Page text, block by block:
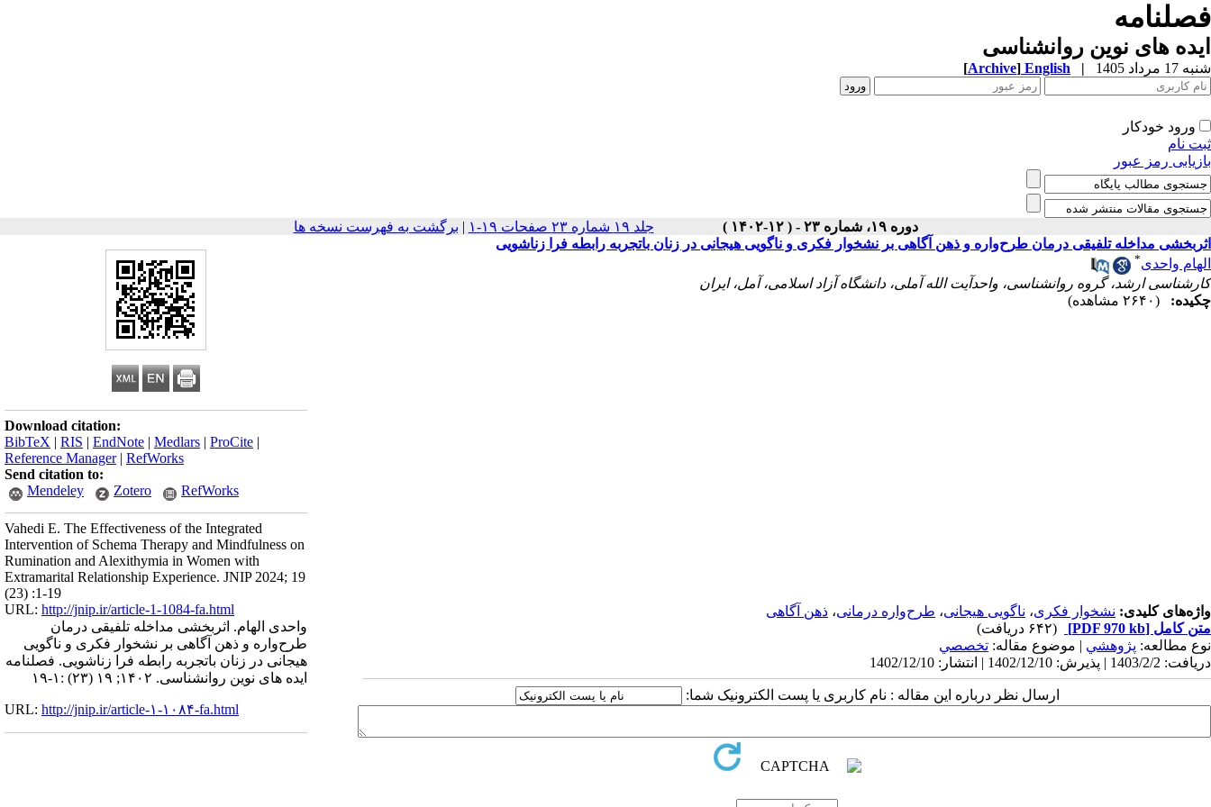
فصلنامه
ایده های نوین روانشناسی
شنبه 17 مرداد 1405 |
English
[Archive]
ورود خودکار
ثبت نام
بازیابی رمز عبور
دوره ۱۹، شماره ۲۳ - ( ۱۲-۱۴۰۲ ) جلد ۱۹ شماره ۲۳ صفحات ۱۹-۱ | برگشت به فهرست نسخه ها
Download citation:
BibTeX | RIS | EndNote | Medlars | ProCite |
Reference Manager| RefWorks
Send citation to:
Mendeley
Zotero RefWorks
Vahedi E. The Effectiveness of the Integrated
Intervention of Schema Therapy and Mindfulness on
Rumination and Alexithymia in Women with
Extramarital Relationship Experience. JNIP 2024; 19
(23) :1-19
URL: http://jnip.ir/article-1-1084-fa.html
واحدی الهام. اثربخشی مداخله تلفیقی درمان
طرح‌واره و ذهن آگاهی بر نشخوار فکری و ناگویی
هیجانی در زنان باتجربه رابطه فرا زناشویی. فصلنامه
ایده های نوین روانشناسی. ۱۴۰۲; ۱۹ (۲۳) :۱-۱۹
URL: http://jnip.ir/article-۱-۱۰۸۴-fa.html
اثربخشی مداخله تلفیقی درمان طرح‌واره و ذهن آگاهی بر نشخوار فکری و ناگویی هیجانی در زنان باتجربه رابطه فرا زناشویی
الهام واحدی*
کارشناسی ارشد، گروه روانشناسی، واحدآیت الله آملی، دانشگاه آزاد اسلامی، آمل، ایران
چکیده:
(۲۶۴۰ مشاهده)
واژه‌های کلیدی: نشخوار فکری، ناگویی هیجانی، طرح‌واره درمانی، ذهن آگاهی
متن کامل [PDF 970 kb]
(۶۴۲ دریافت)
نوع مطالعه: پژوهشي | موضوع مقاله: تخصصي
دریافت: 1403/2/2 | پذیرش: 1402/12/10 | انتشار: 1402/12/10
ارسال نظر درباره این مقاله : نام کاربری یا پست الکترونیک شما: